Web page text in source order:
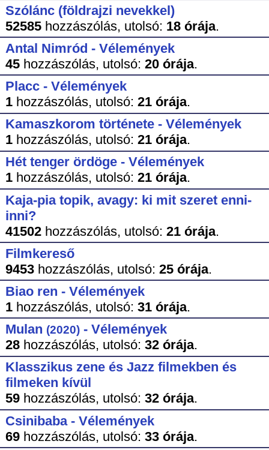
Szólánc (földrajzi nevekkel)
52585hozzászólás, utolsó: 18 órája.
Antal Nimród - Vélemények
45hozzászólás, utolsó: 20 órája.
Placc - Vélemények
1hozzászólás, utolsó: 21 órája.
Kamaszkorom története - Vélemények
1hozzászólás, utolsó: 21 órája.
Hét tenger ördöge - Vélemények
1hozzászólás, utolsó: 21 órája.
Kaja-pia topik, avagy: ki mit szeret enni-
inni?
41502hozzászólás, utolsó: 21 órája.
Filmkereső
9453hozzászólás, utolsó: 25 órája.
Biao ren - Vélemények
1hozzászólás, utolsó: 31 órája.
Mulan (2020)- Vélemények
28hozzászólás, utolsó: 32 órája.
Klasszikus zene és Jazz filmekben és
filmeken kívül
59hozzászólás, utolsó: 32 órája.
Csinibaba - Vélemények
69hozzászólás, utolsó: 33 órája.